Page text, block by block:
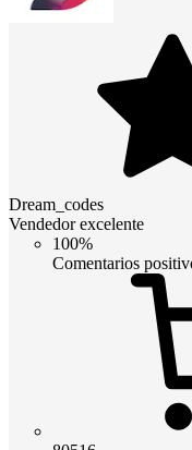
Dream_codes
Vendedor excelente
100%
Comentarios